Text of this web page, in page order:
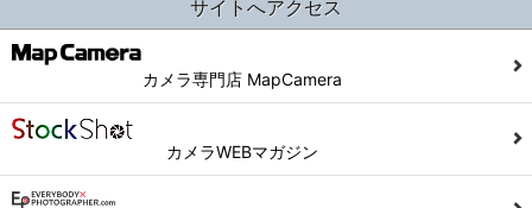
サイトへアクセス
カメラ専門店 MapCamera
カメラWEBマガジン